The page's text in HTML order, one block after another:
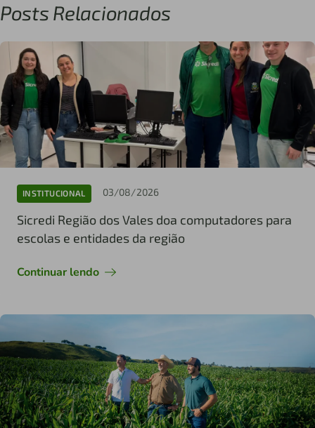
Posts Relacionados
INSTITUCIONAL 03/08/2026
Sicredi Região dos Vales doa computadores para
escolas e entidades da região
Continuar lendo